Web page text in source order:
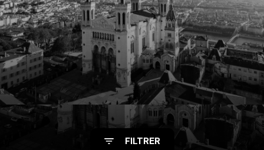
VENTES
AGENCE
ACTUALITÉS
CONTACT
FILTRER